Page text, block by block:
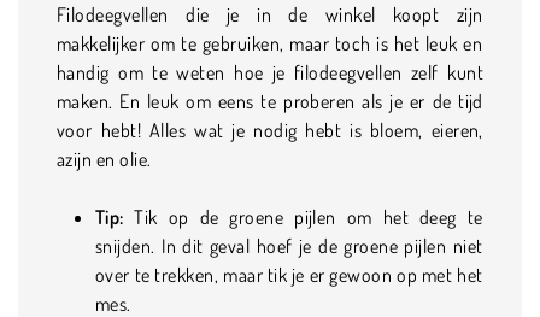
Filodeegvellen die je in de winkel koopt zijn
makkelijker om te gebruiken, maar toch is het leuk en
handig om te weten hoe je filodeegvellen zelf kunt
maken. En leuk om eens te proberen als je er de tijd
voor hebt! Alles wat je nodig hebt is bloem, eieren,
azijn en olie.
Tip:Tik op de groene pijlen om het deeg te
snijden. In dit geval hoef je de groene pijlen niet
over te trekken, maar tik je er gewoon op met het
mes.